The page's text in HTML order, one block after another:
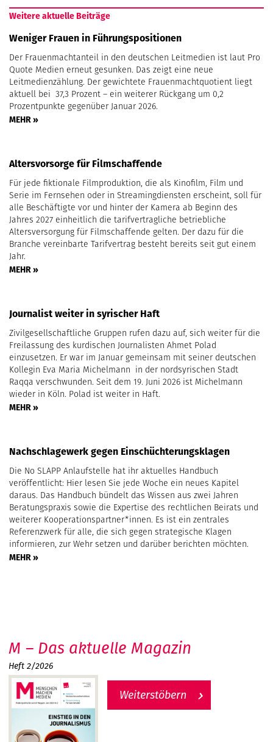
Weitere aktuelle Beiträge
Weniger Frauen in Führungspositionen
Der Frauenmachtanteil in den deutschen Leitmedien ist laut Pro
Quote Medien erneut gesunken. Das zeigt eine neue
Leitmedienzählung. Der gewichtete Frauenmachtquotient liegt
aktuell bei 37,3 Prozent – ein weiterer Rückgang um 0,2
Prozentpunkte gegenüber Januar 2026.
MEHR »
Altersvorsorge für Filmschaffende
Für jede fiktionale Filmproduktion, die als Kinofilm, Film und
Serie im Fernsehen oder in Streamingdiensten erscheint, soll für
alle Beschäftigte vor und hinter der Kamera ab Beginn des
Jahres 2027 einheitlich die tarifvertragliche betriebliche
Altersversorgung für Filmschaffende gelten. Der dazu für die
Branche vereinbarte Tarifvertrag besteht bereits seit gut einem
Jahr.
MEHR »
Journalist weiter in syrischer Haft
Zivilgesellschaftliche Gruppen rufen dazu auf, sich weiter für die
Freilassung des kurdischen Journalisten Ahmet Polad
einzusetzen. Er war im Januar gemeinsam mit seiner deutschen
Kollegin Eva Maria Michelmann in der nordsyrischen Stadt
Raqqa verschwunden. Seit dem 19. Juni 2026 ist Michelmann
wieder in Köln. Polad ist weiter in Haft.
MEHR »
Nachschlagewerk gegen Einschüchterungsklagen
Die No SLAPP Anlaufstelle hat ihr aktuelles Handbuch
veröffentlicht: Hier lesen Sie jede Woche ein neues Kapitel
daraus. Das Handbuch bündelt das Wissen aus zwei Jahren
Beratungspraxis sowie die Expertise des rechtlichen Beirats und
weiterer Kooperationspartner*innen. Es ist ein zentrales
Referenzwerk für alle, die sich gegen strategische Klagen
informieren, zur Wehr setzen und darüber berichten möchten.
MEHR »
M – Das aktuelle Magazin
Heft 2/2026
Weiterstöbern